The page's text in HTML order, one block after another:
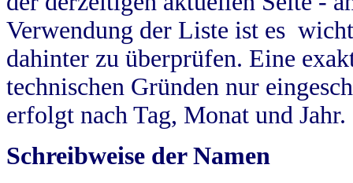
Verwendung der Liste ist es
dahinter zu überprüfen. Eine
technischen Gründen nur
erfolgt nach Tag, Monat und Jahr.
Schreibweise der Namen